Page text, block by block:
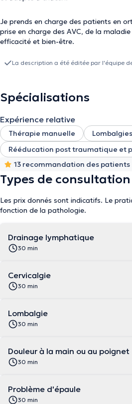
Je prends en charge des patients en
prise en charge des AVC, de la
efficacité et bien-être.
La description a été éditée par l'équipe
Spécialisations
Expérience relative
Thérapie manuelle Lombalgies
Rééducation post traumatique et
13 recommandation des patients
Types de consultation
Les prix donnés sont indicatifs. Le
fonction de la pathologie.
Drainage lymphatique
30 min
Cervicalgie
30 min
Lombalgie
30 min
Douleur à la main ou au poignet
30 min
Problème d'épaule
30 min